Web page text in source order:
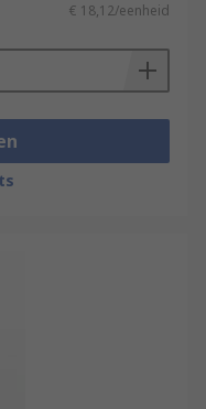
€ 18,12/eenheid